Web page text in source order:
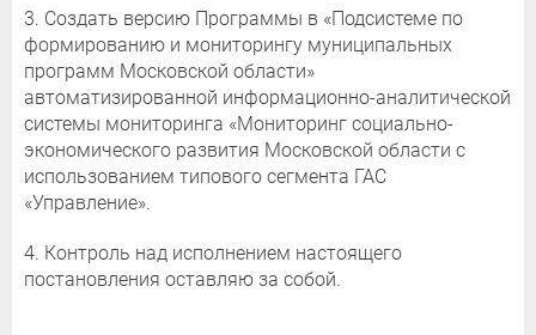
3. Создать версию Программы в «Подсистеме по
формированию и мониторингу муниципальных
программ Московской области»
автоматизированной информационно-аналитической
системы мониторинга «Мониторинг социально-
экономического развития Московской области с
использованием типового сегмента ГАС
«Управление».
4. Контроль над исполнением настоящего
постановления оставляю за собой.